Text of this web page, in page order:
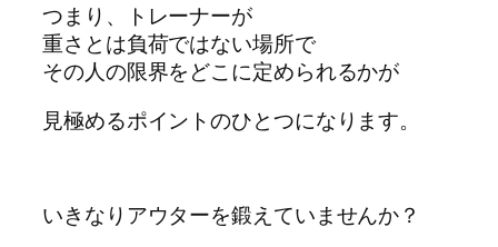
つまり、トレーナーが
重さとは負荷ではない場所で
その人の限界をどこに定められるかが
見極めるポイントのひとつになります。
いきなりアウターを鍛えていませんか？